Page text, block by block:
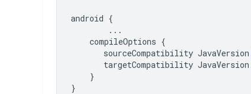
android {
...
compileOptions {
sourceCompatibility JavaVersion
targetCompatibility JavaVersion
}
}